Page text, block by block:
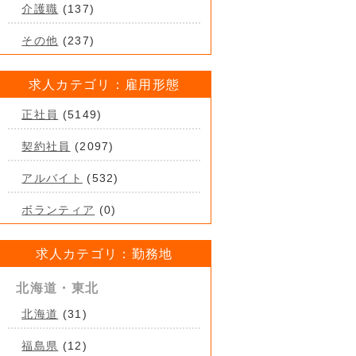
介護職 (137)
その他 (237)
求人カテゴリ：雇用形態
正社員 (5149)
契約社員 (2097)
アルバイト (532)
ボランティア (0)
求人カテゴリ：勤務地
北海道・東北
北海道 (31)
福島県 (12)